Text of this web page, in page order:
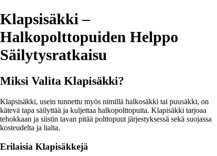
Klapsisäkki –
Halkopolttopuiden Helppo
Säilytysratkaisu
Miksi Valita Klapisäkki?
Klapsisäkki, usein tunnettu myös nimillä halkosäkki tai puusäkki, on
kätevä tapa säilyttää ja kuljettaa halkopolttopuita. Klapisäkki tarjoaa
tehokkaan ja siistin tavan pitää polttopuut järjestyksessä sekä suojassa
kosteudelta ja lialta.
Erilaisia Klapisäkkejä